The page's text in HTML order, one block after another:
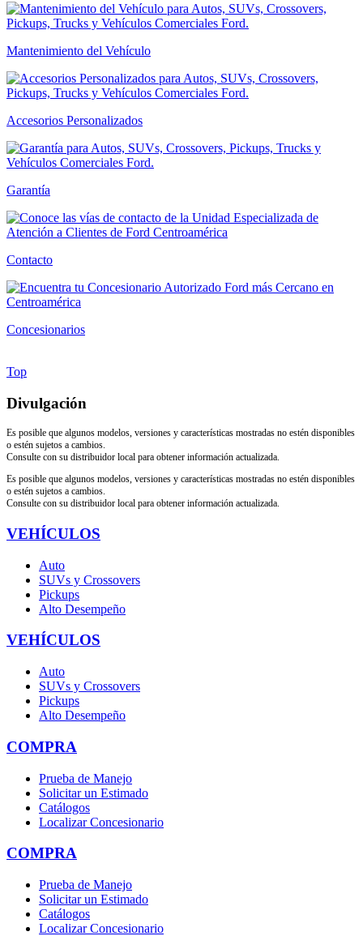
Mantenimiento del Vehículo
Accesorios Personalizados
Garantía
Contacto
Concesionarios
Top
Divulgación
Es posible que algunos modelos, versiones y características mostradas no estén disponibles
o estén sujetos a cambios.
Consulte con su distribuidor local para obtener información actualizada.
Es posible que algunos modelos, versiones y características mostradas no estén disponibles
o estén sujetos a cambios.
Consulte con su distribuidor local para obtener información actualizada.
VEHÍCULOS
Auto
SUVs y Crossovers
Pickups
Alto Desempeño
VEHÍCULOS
Auto
SUVs y Crossovers
Pickups
Alto Desempeño
COMPRA
Prueba de Manejo
Solicitar un Estimado
Catálogos
Localizar Concesionario
COMPRA
Prueba de Manejo
Solicitar un Estimado
Catálogos
Localizar Concesionario